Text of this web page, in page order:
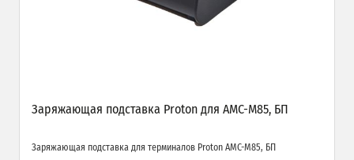
Заряжающая подставка Proton для AMC-M85, БП
Заряжающая подставка для терминалов Proton AMC-M85, БП